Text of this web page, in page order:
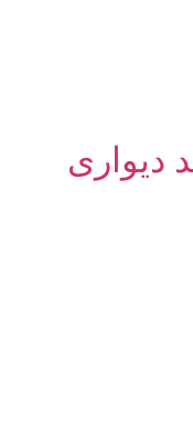
دیواری